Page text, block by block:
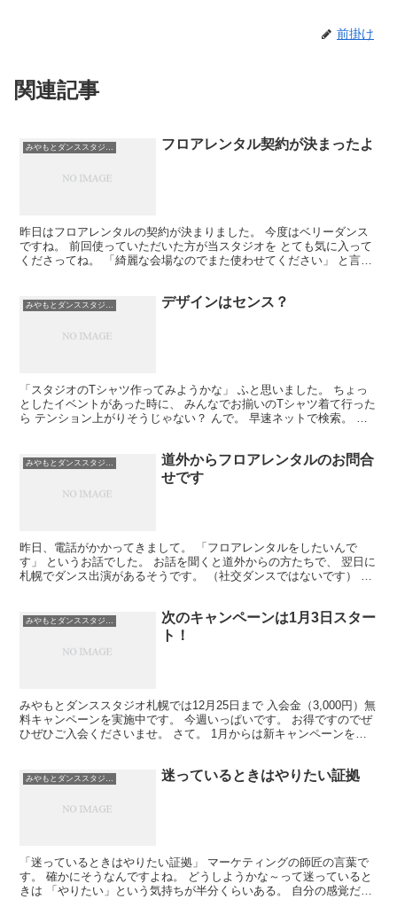
前掛け
関連記事
みやもとダンススタジオ札幌 フロアレンタル契約が決まったよ
昨日はフロアレンタルの契約が決まりました。 今度はベリーダンス
ですね。 前回使っていただいた方が当スタジオを とても気に入って
くださってね。 「綺麗な会場なのでまた使わせてください」 と言わ
みやもとダンススタジオ札幌 デザインはセンス？
「スタジオのTシャツ作ってみようかな」 ふと思いました。 ちょっ
としたイベントがあった時に、 みんなでお揃いのTシャツ着て行った
ら テンション上がりそうじゃない？ んで。 早速ネットで検索。 今
道外からフロアレンタルのお問合
せです
昨日、電話がかかってきまして。 「フロアレンタルをしたいんで
す」 というお話でした。 お話を聞くと道外からの方たちで、 翌日に
札幌でダンス出演があるそうです。 （社交ダンスではないです） 飛
次のキャンペーンは1月3日スター
ト！
みやもとダンススタジオ札幌では12月25日まで 入会金（3,000円）無
料キャンペーンを実施中です。 今週いっぱいです。 お得ですのでぜ
ひぜひご入会くださいませ。 さて。 1月からは新キャンペーンを企
迷っているときはやりたい証拠
「迷っているときはやりたい証拠」 マーケティングの師匠の言葉で
す。 確かにそうなんですよね。 どうしようかな～って迷っていると
きは 「やりたい」という気持ちが半分くらいある。 自分の感覚だと